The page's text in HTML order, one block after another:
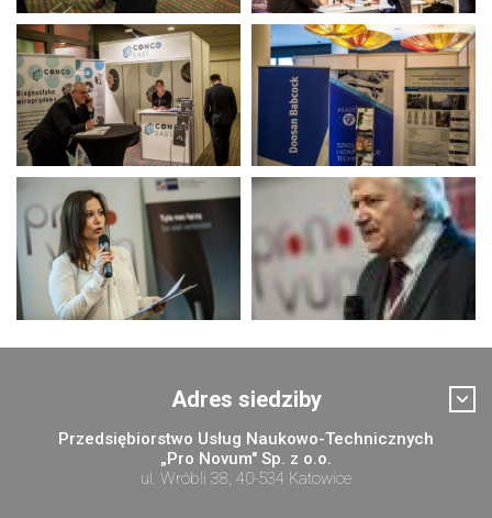
Adres siedziby
Przedsiębiorstwo Usług Naukowo-Technicznych
„Pro Novum" Sp. z o.o.
ul. Wróbli 38, 40-534 Katowice